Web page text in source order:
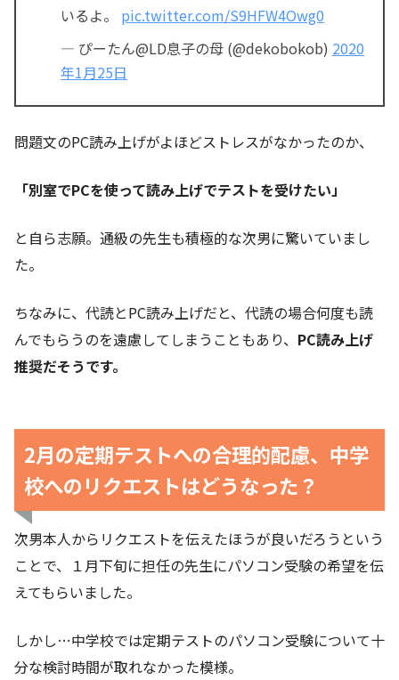
いるよ。 pic.twitter.com/S9HFW4Owg0
— ぴーたん@LD息子の母 (@dekobokob) 2020
年1月25日
問題文のPC読み上げがよほどストレスがなかったのか、
「別室でPCを使って読み上げでテストを受けたい」
と自ら志願。通級の先生も積極的な次男に驚いていまし
た。
ちなみに、代読とPC読み上げだと、代読の場合何度も読
んでもらうのを遠慮してしまうこともあり、 PC読み上げ
推奨だそうです。
2月の定期テストへの合理的配慮、中学
校へのリクエストはどうなった？
次男本人からリクエストを伝えたほうが良いだろうという
ことで、１月下旬に担任の先生にパソコン受験の希望を伝
えてもらいました。
しかし…中学校では定期テストのパソコン受験について十
分な検討時間が取れなかった模様。